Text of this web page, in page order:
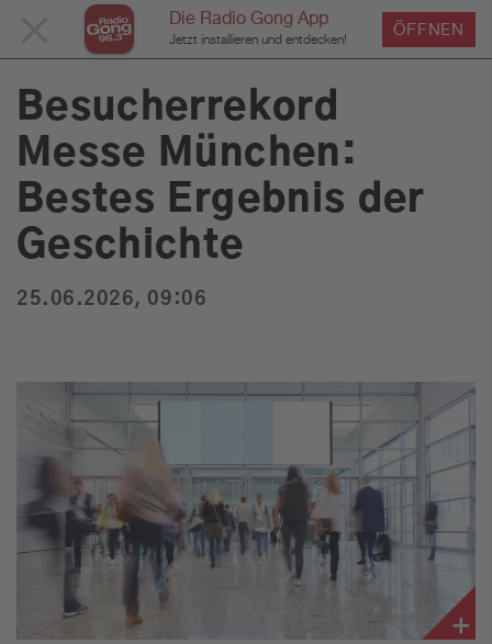
Die Radio Gong App
Jetzt installieren und entdecken!
ÖFFNEN
SCHLIESSEN
Service
Programm
Musik
Du bist hier: Home Service News News Detailseite
Besucherrekord
Messe München:
Bestes Ergebnis der
Geschichte
25.06.2026, 09:06